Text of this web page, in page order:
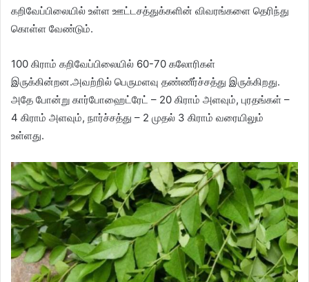
கறிவேப்பிலையில் உள்ள ஊட்டசத்துக்களின் விவரங்களை தெரிந்து
கொள்ள வேண்டும்.
100 கிராம் கறிவேப்பிலையில் 60-70 கலோரிகள்
இருக்கின்றன.அவற்றில் பெருமளவு தண்ணீர்ச்சத்து இருக்கிறது.
அதே போன்று கார்போஹைட்ரேட் – 20 கிராம் அளவும், புரதங்கள் –
4 கிராம் அளவும், நார்ச்சத்து – 2 முதல் 3 கிராம் வரையிலும்
உள்ளது.